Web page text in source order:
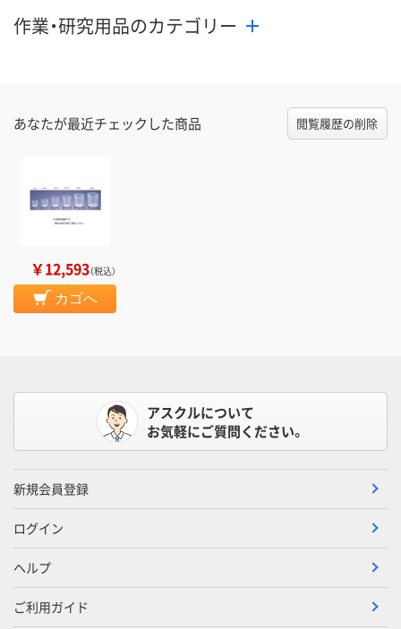
作業・研究用品のカテゴリー
あなたが最近チェックした商品 閲覧履歴の削除
￥12,593（税込）
カゴへ
アスクルについて
お気軽にご質問ください。
新規会員登録
ログイン
ヘルプ
ご利用ガイド